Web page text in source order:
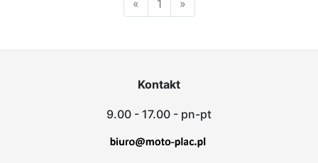
« 1 »
Kontakt
9.00 - 17.00 - pn-pt